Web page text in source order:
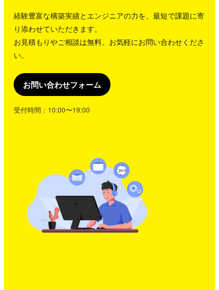
経験豊富な構築実績とエンジニアの力を、最短で課題に寄
り添わせていただきます。
お見積もりやご相談は無料。お気軽にお問い合わせくださ
い。
お問い合わせフォーム
受付時間：10:00〜19:00